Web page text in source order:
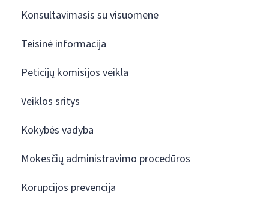
Konsultavimasis su visuomene
Teisinė informacija
Peticijų komisijos veikla
Veiklos sritys
Kokybės vadyba
Mokesčių administravimo procedūros
Korupcijos prevencija